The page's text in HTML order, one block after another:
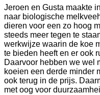
Jeroen en Gusta maakte
naar biologische
dieren voor een zo hoog
steeds meer tegen te
werkwijze waarin de koe
te bieden heeft en er ook
Daarvoor hebben we wel
koeien een derde minder
ook terug in de prijs.
met oog voor